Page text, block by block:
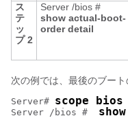
ス
テ
ッ
プ 2
Server /bios #
show actual-boot-
order detail
次の例では、最後のブー
Server# scope bios
Server /bios #